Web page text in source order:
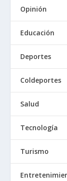
Opinión
Educación
Deportes
Coldeportes
Salud
Tecnología
Turismo